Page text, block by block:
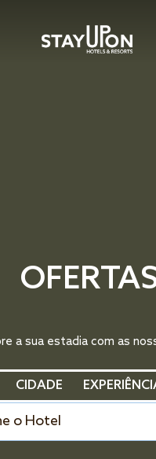
a sua estadia com as
CIDADE
o Hotel